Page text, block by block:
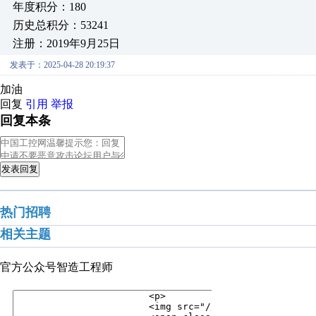
年度积分：180
历史总积分：53241
注册：2019年9月25日
发表于：2025-04-28 20:19:37
加油
回复 引用 举报
回复本条
发表回复
热门招聘
相关主题
官方公众号智造工程师